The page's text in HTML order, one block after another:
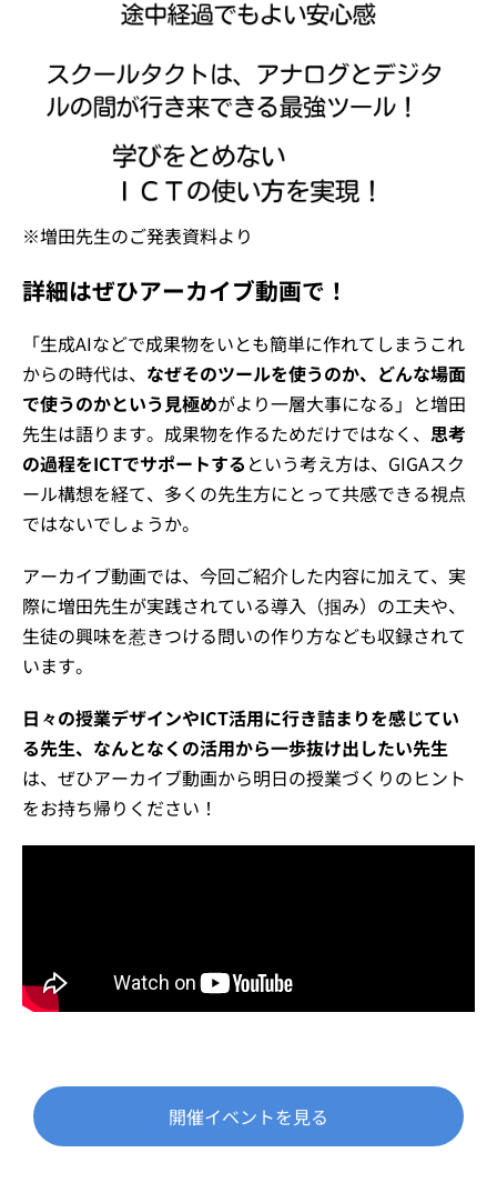
※増田先生のご発表資料より
詳細はぜひアーカイブ動画で！
「生成AIなどで成果物をいとも簡単に作れてしまうこれ
からの時代は、 なぜそのツールを使うのか、どんな場面
で使うのかという見極めがより一層大事になる」と増田
先生は語ります。成果物を作るためだけではなく、 思考
の過程をICTでサポートする という考え方は、GIGAスク
ール構想を経て、多くの先生方にとって共感できる視点
ではないでしょうか。
アーカイブ動画では、今回ご紹介した内容に加えて、実
際に増田先生が実践されている導入（掴み）の工夫や、
生徒の興味を惹きつける問いの作り方なども収録されて
います。
日々の授業デザインやICT活用に行き詰まりを感じてい
る先生、なんとなくの活用から一歩抜け出したい先生
は、ぜひアーカイブ動画から明日の授業づくりのヒント
をお持ち帰りください！
開催イベントを見る